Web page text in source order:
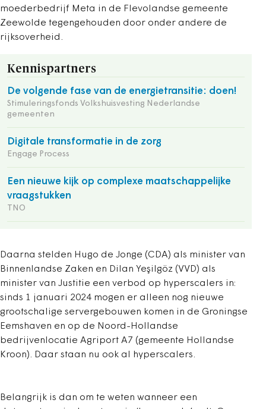
moederbedrijf Meta in de Flevolandse gemeente
Zeewolde tegengehouden door onder andere de
rijksoverheid.
Kennispartners
De volgende fase van de energietransitie: doen!
Stimuleringsfonds Volkshuisvesting Nederlandse
gemeenten
Digitale transformatie in de zorg
Engage Process
Een nieuwe kijk op complexe maatschappelijke
vraagstukken
TNO
Daarna stelden Hugo de Jonge (CDA) als minister van
Binnenlandse Zaken en Dilan Yeşilgöz (VVD) als
minister van Justitie een verbod op hyperscalers in:
sinds 1 januari 2024 mogen er alleen nog nieuwe
grootschalige servergebouwen komen in de Groningse
Eemshaven en op de Noord-Hollandse
bedrijvenlocatie Agriport A7 (gemeente Hollandse
Kroon). Daar staan nu ook al hyperscalers.
Belangrijk is dan om te weten wanneer een